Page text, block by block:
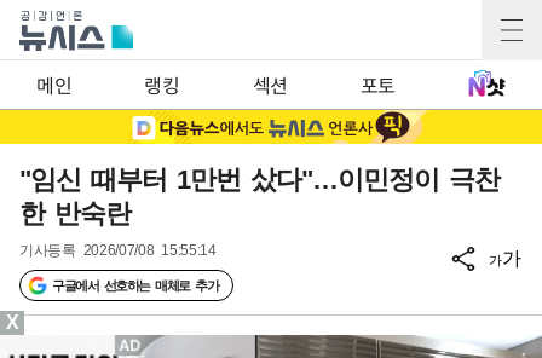
메인 랭킹 섹션 포토
"임신 때부터 1만번 샀다"…이민정이 극찬
한 반숙란
기사등록 2026/07/08 15:55:14
구글에서 선호하는 매체로 추가
가가
X